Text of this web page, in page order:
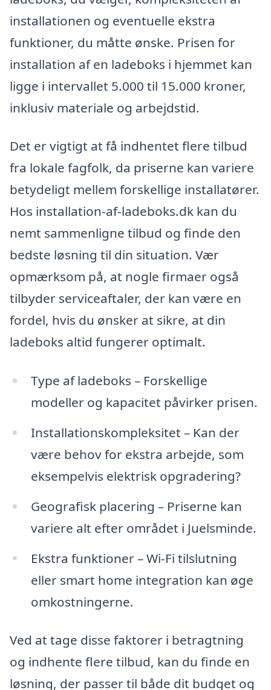
installationen og eventuelle ekstra
funktioner, du måtte ønske. Prisen for
installation af en ladeboks i hjemmet kan
ligge i intervallet 5.000 til 15.000 kroner,
inklusiv materiale og arbejdstid.
Det er vigtigt at få indhentet flere tilbud
fra lokale fagfolk, da priserne kan variere
betydeligt mellem forskellige installatører.
Hos installation-af-ladeboks.dk kan du
nemt sammenligne tilbud og finde den
bedste løsning til din situation. Vær
opmærksom på, at nogle firmaer også
tilbyder serviceaftaler, der kan være en
fordel, hvis du ønsker at sikre, at din
ladeboks altid fungerer optimalt.
Type af ladeboks – Forskellige
modeller og kapacitet påvirker prisen.
Installationskompleksitet – Kan der
være behov for ekstra arbejde, som
eksempelvis elektrisk opgradering?
Geografisk placering – Priserne kan
variere alt efter området i Juelsminde.
Ekstra funktioner – Wi-Fi tilslutning
eller smart home integration kan øge
omkostningerne.
Ved at tage disse faktorer i betragtning
og indhente flere tilbud, kan du finde en
løsning, der passer til både dit budget og